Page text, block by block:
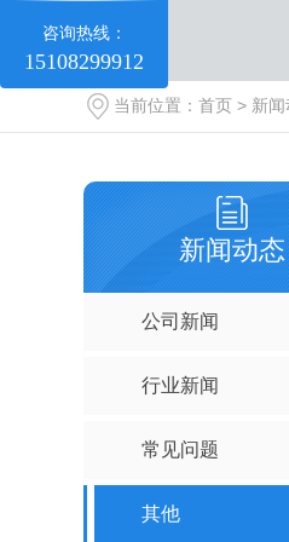
当前位置： 首页 > 新
新闻动态
公司新闻
行业新闻
常见问题
其他
咨询热线：
15108299912